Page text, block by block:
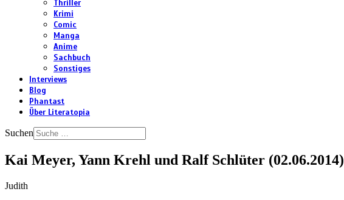
Thriller
Krimi
Comic
Manga
Anime
Sachbuch
Sonstiges
Interviews
Blog
Phantast
Über Literatopia
Suchen
Kai Meyer, Yann Krehl und Ralf Schlüter (02.06.2014)
Judith